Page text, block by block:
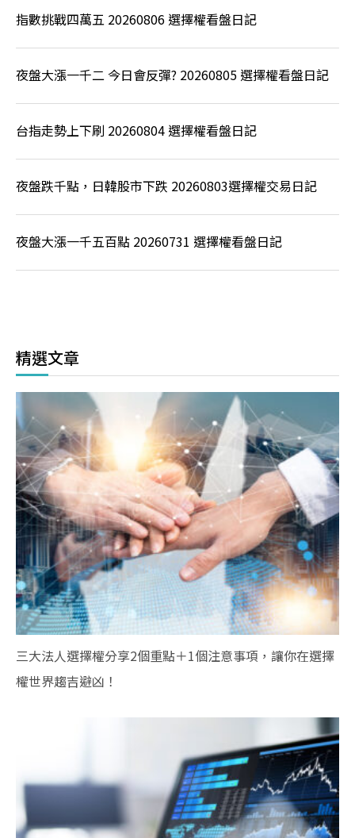
指數挑戰四萬五 20260806 選擇權看盤日記
夜盤大漲一千二 今日會反彈? 20260805 選擇權看盤日記
台指走勢上下刷 20260804 選擇權看盤日記
夜盤跌千點，日韓股市下跌 20260803選擇權交易日記
夜盤大漲一千五百點 20260731 選擇權看盤日記
精選文章
三大法人選擇權分享2個重點＋1個注意事項，讓你在選擇
權世界趨吉避凶！